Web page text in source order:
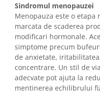
Sindromul menopauzei
Menopauza este o
marcata de scaderea
modificari hormonale.
simptome precum
de anxietate,
concentrare. Un stil de
adecvate pot ajuta la
mentinerea echilibrului